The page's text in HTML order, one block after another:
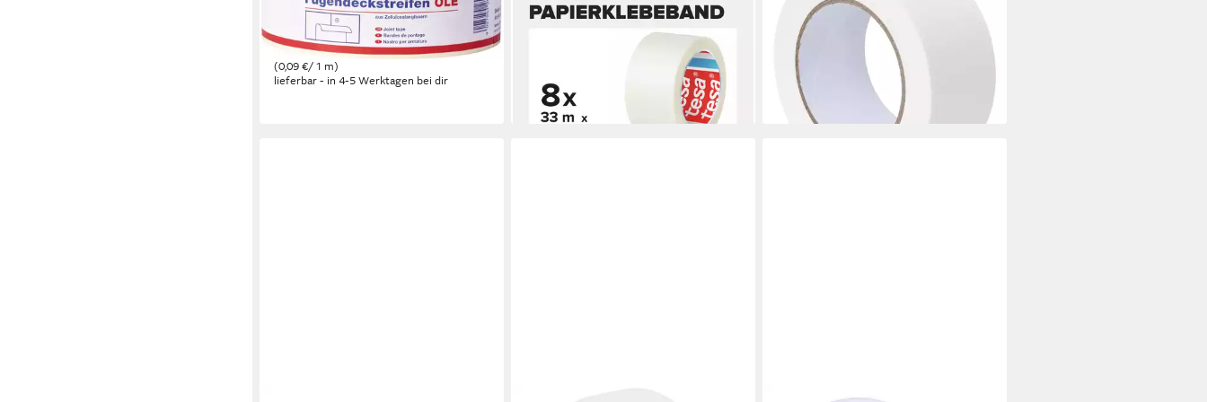
Fugendeckstreifen OLE 75 m x 53
6,44 €
(0,09 €/ 1 m)
lieferbar - in 4-5 Werktagen bei dir
Klebefilm 33 m : 19 mm (Set, 8-St., 8
Rollen tesafilm® Paper, 33 m x 19
mm) Paper - je 33 m : 19 mm
(0,61 €/ 1 m)
lieferbar - in 4-5 Werktagen bei dir
Weiß 50mm x 50m Papier (24-St)
64,99 €
lieferbar - in 5-6 Werktagen bei dir